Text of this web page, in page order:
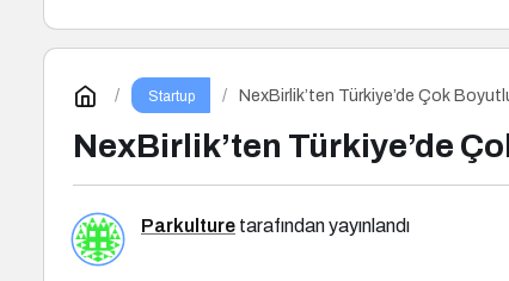
Startup NexBirlik’ten Türkiye’de Çok
NexBirlik’ten Türkiye’de
Parkulture tarafından yayınlandı